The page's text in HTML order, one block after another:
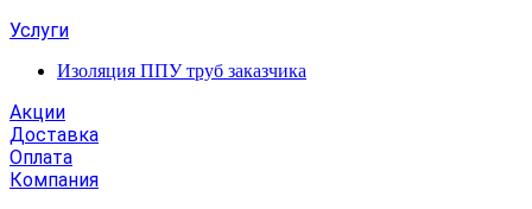
Услуги
Изоляция ППУ труб заказчика
Акции
Доставка
Оплата
Компания